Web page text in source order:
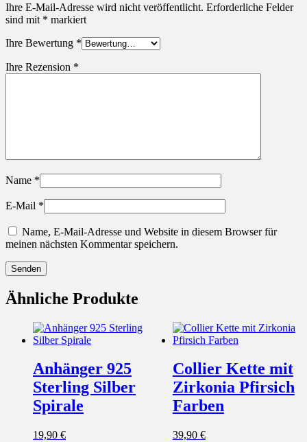
Ihre E-Mail-Adresse wird nicht veröffentlicht. Erforderliche Felder
sind mit * markiert
Ihre Bewertung *
Ihre Rezension *
Name *
E-Mail *
Name, E-Mail-Adresse und Website in diesem Browser für
meinen nächsten Kommentar speichern.
Ähnliche Produkte
Anhänger 925
Sterling Silber
Spirale
19,90 €
Collier Kette mit
Zirkonia Pfirsich
Farben
39,90 €